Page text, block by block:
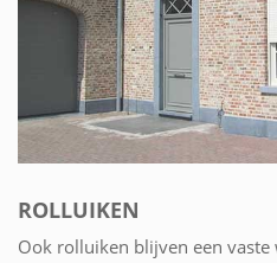
ROLLUIKEN
Ook rolluiken blijven een vaste